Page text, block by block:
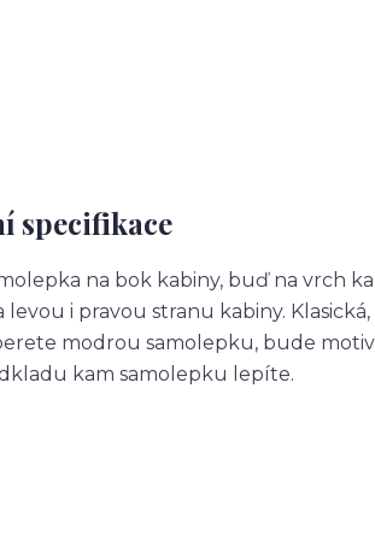
specifikace
na bok kabiny, buď na vrch
levou i pravou stranu kabiny.
modrou samolepku, bude
kam samolepku lepíte.